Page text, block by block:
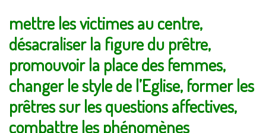
mettre les victimes au centre,
désacraliser la figure du prêtre,
promouvoir la place des femmes,
changer le style de l’Eglise, former les
prêtres sur les questions affectives,
combattre les phénomènes